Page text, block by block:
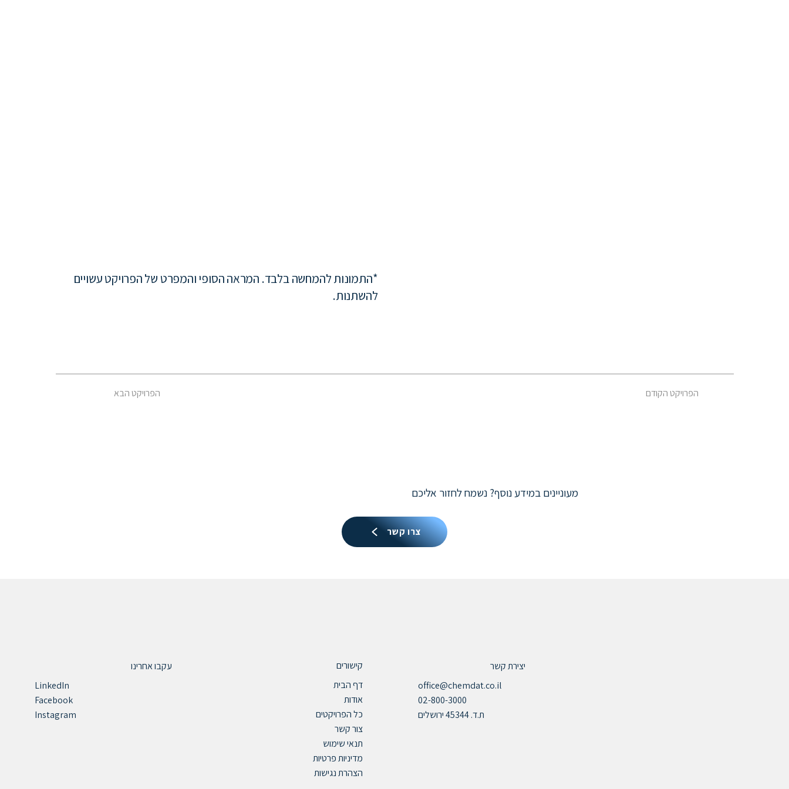
*התמונות להמחשה בלבד. המראה הסופי והמפרט של הפרויקט עשויים
להשתנות.
הפרויקט הבא הפרויקט הקודם
מעוניינים במידע נוסף? נשמח לחזור אליכם
צרו קשר
יצירת קשר
office@chemdat.co.il
02-800-3000
ת.ד. 45344 ירושלים
קישורים
דף הבית
אודות
כל הפרויקטים
צור קשר
תנאי שימוש
מדיניות פרטיות
הצהרת נגישות
עקבו אחרינו
LinkedIn
Facebook
Instagram